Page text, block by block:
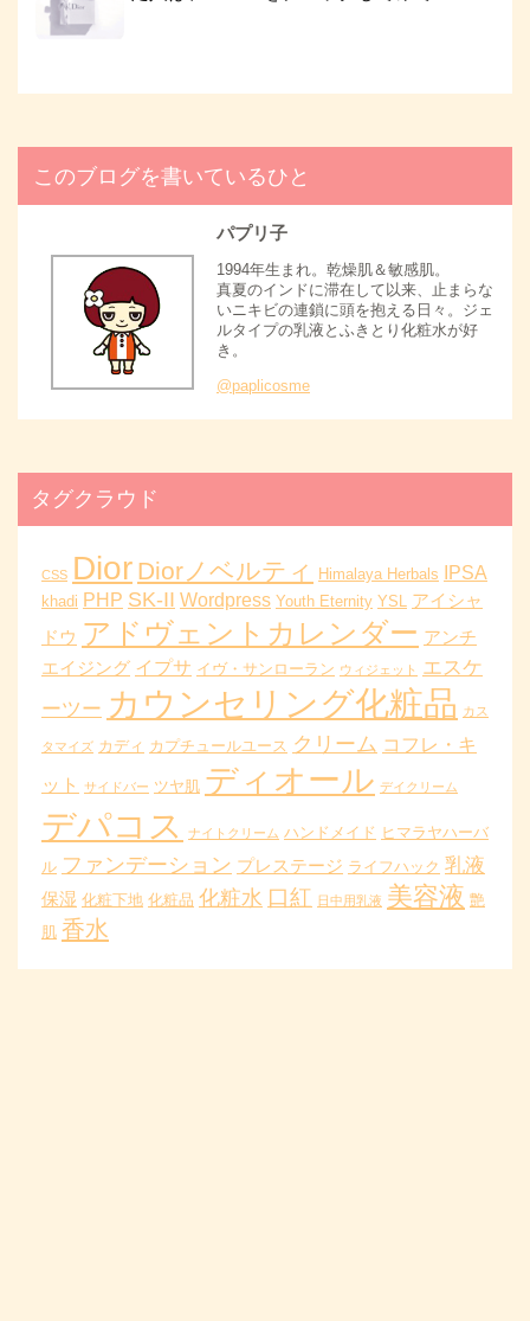
このブログを書いているひと
パプリ子
1994年生まれ。乾燥肌＆敏感肌。
真夏のインドに滞在して以来、止まらな
いニキビの連鎖に頭を抱える日々。ジェ
ルタイプの乳液とふきとり化粧水が好
き。
@paplicosme
タグクラウド
CSS Dior Diorノベルティ Himalaya Herbals IPSA
khadi PHP SK-II Wordpress Youth Eternity YSL アイシャ
ドウ アドヴェントカレンダー アンチ
エイジング イプサ イヴ・サンローラン ウィジェット
エスケ
ーツー カウンセリング化粧品 カス
タマイズ カディ カプチュールユース クリーム コフレ・キ
ット
サイドバー ツヤ肌 ディオール デイクリーム
デパコス ナイトクリーム ハンドメイド ヒマラヤハーバ
ル ファンデーション プレステージ ライフハック 乳液
保湿 化粧下地 化粧品 化粧水 口紅 日中用乳液 美容液 艶
肌 香水